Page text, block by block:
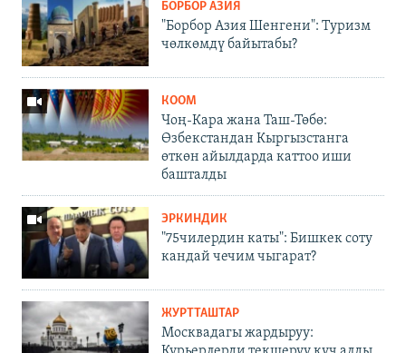
БОРБОР АЗИЯ
"Борбор Азия Шенгени": Туризм
чөлкөмдү байытабы?
КООМ
Чоң-Кара жана Таш-Төбө:
Өзбекстандан Кыргызстанга
өткөн айылдарда каттоо иши
башталды
ЭРКИНДИК
"75чилердин каты": Бишкек соту
кандай чечим чыгарат?
ЖУРТТАШТАР
Москвадагы жардыруу: